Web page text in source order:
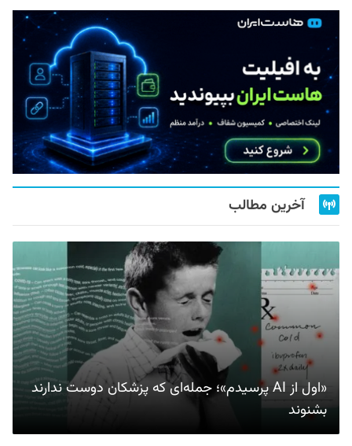
آخرین مطالب
«اول از AI پرسیدم»؛ جمله‌ای که پزشکان دوست ندارند
بشنوند